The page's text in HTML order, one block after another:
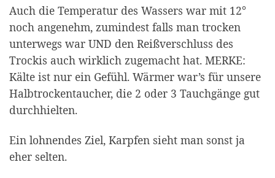
Auch die Temperatur des Wassers war mit 12°
noch angenehm, zumindest falls man trocken
unterwegs war UND den Reißverschluss des
Trockis auch wirklich zugemacht hat. MERKE:
Kälte ist nur ein Gefühl. Wärmer war’s für unsere
Halbtrockentaucher, die 2 oder 3 Tauchgänge gut
durchhielten.
Ein lohnendes Ziel, Karpfen sieht man sonst ja
eher selten.